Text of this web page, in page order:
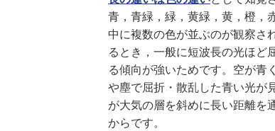
青，青緑，緑，黄緑，黄，橙，
中に複数の色が並ぶのが観察さ
るとき，一般に短波長の光ほど
る傾向が強いためです。空が青
や塵で屈折・散乱した青い光が
が大気の層を斜めに長い距離を
からです。